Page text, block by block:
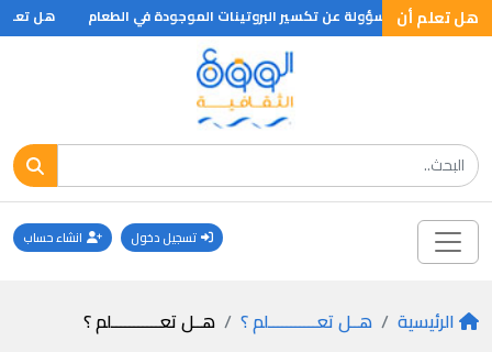
هل تعلم أن
تريبسين المسؤولة عن تكسير البروتينات الموجودة في الطعام هل تعلم
تسجيل دخول انشاء حساب
الرئيسية هــل تعـــــــــــلم ؟ هــل تعـــــــــــلم ؟